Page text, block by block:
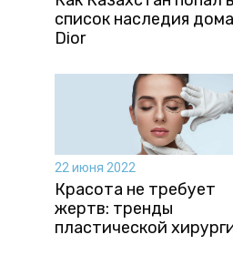
список наследия дома
Dior
22 июня 2022
Красота не требует
жертв: тренды
пластической